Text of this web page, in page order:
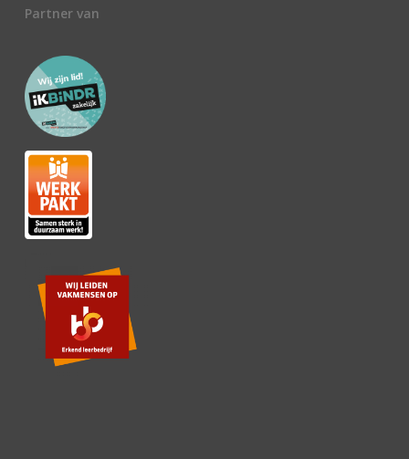
Partner van